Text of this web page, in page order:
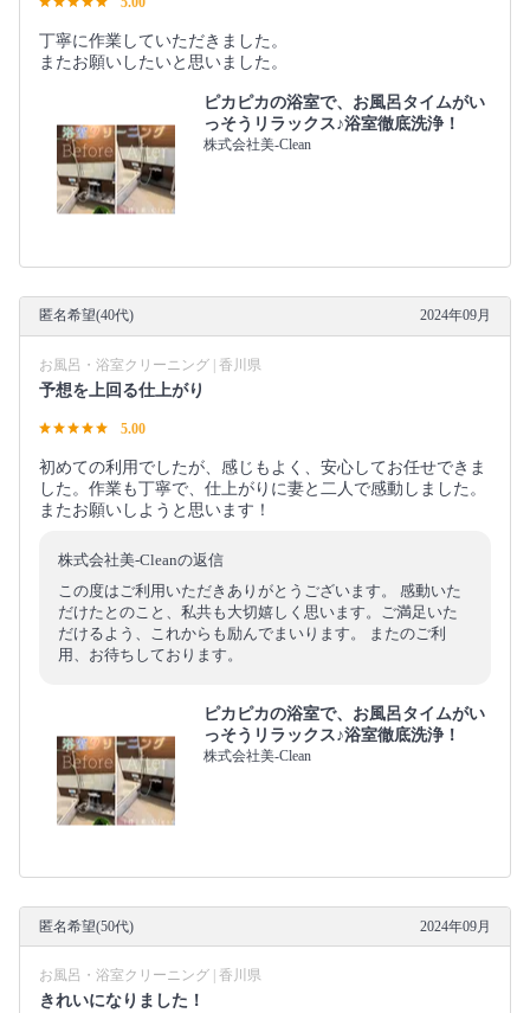
丁寧に作業していただきました。
またお願いしたいと思いました。
ピカピカの浴室で、お風呂タイムがい
っそうリラックス♪浴室徹底洗浄！
株式会社美-Clean
匿名希望(40代) 2024年09月
お風呂・浴室クリーニング | 香川県
予想を上回る仕上がり
5.00
初めての利用でしたが、感じもよく、安心してお任せできま
した。作業も丁寧で、仕上がりに妻と二人で感動しました。
またお願いしようと思います！
株式会社美-Cleanの返信
この度はご利用いただきありがとうございます。 感動いた
だけたとのこと、私共も大切嬉しく思います。ご満足いた
だけるよう、これからも励んでまいります。 またのご利
用、お待ちしております。
ピカピカの浴室で、お風呂タイムがい
っそうリラックス♪浴室徹底洗浄！
株式会社美-Clean
匿名希望(50代) 2024年09月
お風呂・浴室クリーニング | 香川県
きれいになりました！